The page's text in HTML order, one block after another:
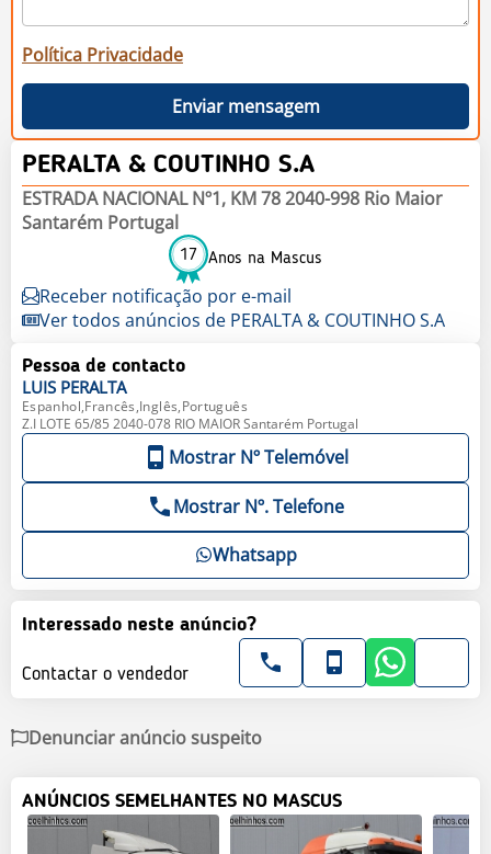
Política Privacidade
Enviar mensagem
PERALTA & COUTINHO S.A
ESTRADA NACIONAL Nº1, KM 78 2040-998 Rio Maior
Santarém Portugal
17 Anos na Mascus
Receber notificação por e-mail
Ver todos anúncios de PERALTA & COUTINHO S.A
Pessoa de contacto
LUIS PERALTA
Espanhol,Francês,Inglês,Português
Z.I LOTE 65/85 2040-078 RIO MAIOR Santarém Portugal
Mostrar Nº Telemóvel
Mostrar Nº. Telefone
Whatsapp
Interessado neste anúncio?
Contactar o vendedor
Denunciar anúncio suspeito
ANÚNCIOS SEMELHANTES NO MASCUS